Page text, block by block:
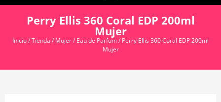
Perry Ellis 360 Coral EDP 200ml
Mujer
Inicio/Tienda / Mujer/ Eau de Parfum/ Perry Ellis 360 Coral EDP 200ml
Mujer